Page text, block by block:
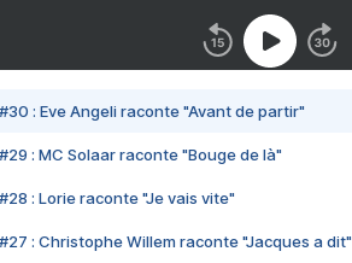
#30 : Eve Angeli raconte "Avant de partir"
#29 : MC Solaar raconte "Bouge de là"
#28 : Lorie raconte "Je vais vite"
#27 : Christophe Willem raconte "Jacques a dit"